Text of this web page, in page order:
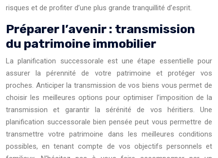
risques et de profiter d’une plus grande tranquillité d’esprit.
Préparer l’avenir : transmission
du patrimoine immobilier
La planification successorale est une étape essentielle pour
assurer la pérennité de votre patrimoine et protéger vos
proches. Anticiper la transmission de vos biens vous permet de
choisir les meilleures options pour optimiser l’imposition de la
transmission et garantir la sérénité de vos héritiers. Une
planification successorale bien pensée peut vous permettre de
transmettre votre patrimoine dans les meilleures conditions
possibles, en tenant compte de vos objectifs personnels et